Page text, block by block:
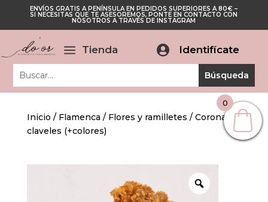
ENVÍOS GRATIS A PENÍNSULA EN PEDIDOS SUPERIORES A 80€ –
SI NECESITAS QUE TE ASESOREMOS, PONTE EN CONTACTO CON
NOSOTROS A TRAVÉS DE INSTAGRAM
a Tienda  Identifícate
Inicio / Flamenca / Flores y ramilletes / Corona de
claveles (+colores)
0